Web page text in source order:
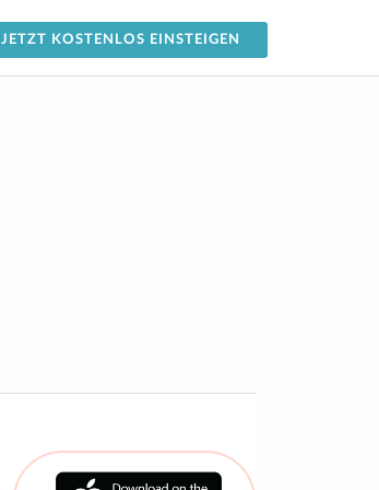
JETZT KOSTENLOS EINSTEIGEN